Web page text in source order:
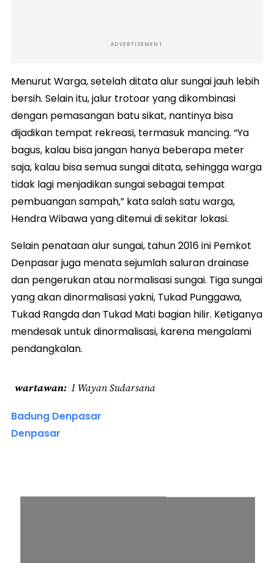
ADVERTISEMENT
Menurut Warga, setelah ditata alur sungai jauh lebih
bersih. Selain itu, jalur trotoar yang dikombinasi
dengan pemasangan batu sikat, nantinya bisa
dijadikan tempat rekreasi, termasuk mancing. “Ya
bagus, kalau bisa jangan hanya beberapa meter
saja, kalau bisa semua sungai ditata, sehingga warga
tidak lagi menjadikan sungai sebagai tempat
pembuangan sampah,” kata salah satu warga,
Hendra Wibawa yang ditemui di sekitar lokasi.
Selain penataan alur sungai, tahun 2016 ini Pemkot
Denpasar juga menata sejumlah saluran drainase
dan pengerukan atau normalisasi sungai. Tiga sungai
yang akan dinormalisasi yakni, Tukad Punggawa,
Tukad Rangda dan Tukad Mati bagian hilir. Ketiganya
mendesak untuk dinormalisasi, karena mengalami
pendangkalan.
wartawan I Wayan Sudarsana
Badung Denpasar
Denpasar